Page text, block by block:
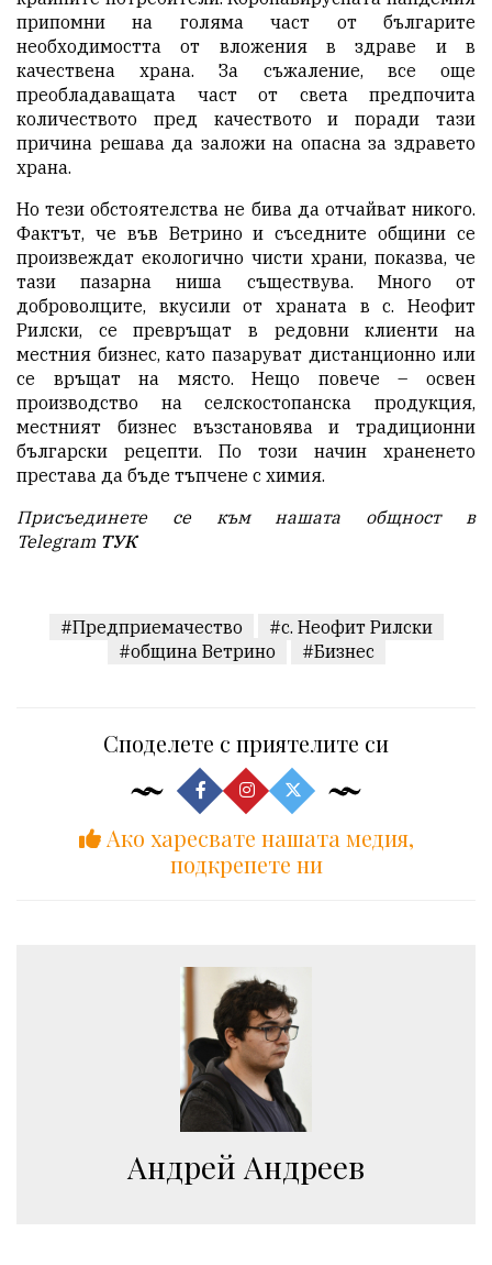
припомни на голяма част от българите
необходимостта от вложения в здраве и в
качествена храна. За съжаление, все още
преобладаващата част от света предпочита
количеството пред качеството и поради тази
причина решава да заложи на опасна за здравето
храна.
Но тези обстоятелства не бива да отчайват никого.
Фактът, че във Ветрино и съседните общини се
произвеждат екологично чисти храни, показва, че
тази пазарна ниша съществува. Много от
доброволците, вкусили от храната в с. Неофит
Рилски, се превръщат в редовни клиенти на
местния бизнес, като пазаруват дистанционно или
се връщат на място. Нещо повече – освен
производство на селскостопанска продукция,
местният бизнес възстановява и традиционни
български рецепти. По този начин храненето
престава да бъде тъпчене с химия.
Присъединете се към нашата общност в
Telegram ТУК
#Предприемачество
#с. Неофит Рилски
#община Ветрино
#Бизнес
Споделете с приятелите си
Ако харесвате нашата медия,
подкрепете ни
Aндрей Андреев